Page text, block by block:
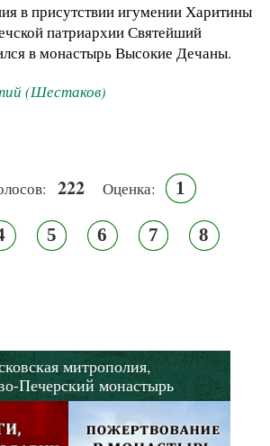
в присутствии игумении Харитины
патриархии Святейший
в монастырь Высокие Дечаны.
(Шестаков)
222 Оценка: 1
5 6 7 8
митрополия,
Печерский монастырь